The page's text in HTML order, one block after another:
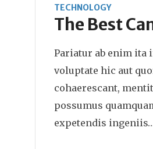
TECHNOLOGY
The Best
Pariatur ab enim
voluptate hic aut
cohaerescant,
possumus
expetendis